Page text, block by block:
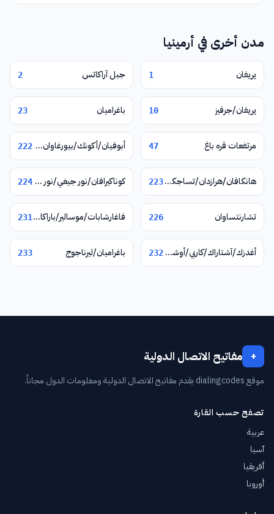
مدن أخرى في أرمينيا
يريفان 1 جبل آراكاتس 2
يريفان/جرفيز 10 باغراميان 23
مرتفعات قره باغ 47 أبوفيان/أكونك/بيورغاوان/نور غيوغ/فيرين بتغني 222
هانكافان/هرازدان/تساجكادزور223 كوناكيرافان/نور جيغي/نور هاتشن/يغوارد 224
تشارنتساوان 226 فاغارشابات/موسالير/باراكار/زفارتنوتس 231
أغدزك/آشتاراك/كاربي/أوشاكان 232 باغراميان/ليرناجوج 233
+ مفاتيح الاتصال الدولية
موقع dialingcodes يقدم مفاتيح الاتصال الدولية ومعلومات الدول مجاناً.
تصفح حسب القارة
عربية
آسيا
أفريقيا
أوروبا